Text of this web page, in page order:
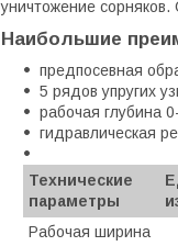
уничтожение
Наибольшие
предпосевная
5 рядов упругих
рабочая глубина
гидравлическая
Технические
параметры
Рабочая ширина